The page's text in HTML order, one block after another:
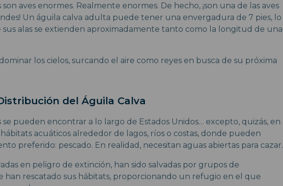
son aves enormes. Realmente enormes. De hecho, ¡son una de las aves
Un águila calva adulta puede tener una envergadura de 7 pies, lo
sus alas se extienden aproximadamente tanto como la longitud de una
los cielos, surcando el aire como reyes en busca de su próxima
del Águila Calva
se pueden encontrar a lo largo de Estados Unidos… excepto, quizás, en
acuáticos alrededor de lagos, ríos o costas, donde pueden
preferido: pescado. En realidad, necesitan aguas abiertas para cazar.
en peligro de extinción, han sido salvadas por grupos de
han rescatado sus hábitats, proporcionando un refugio en el que